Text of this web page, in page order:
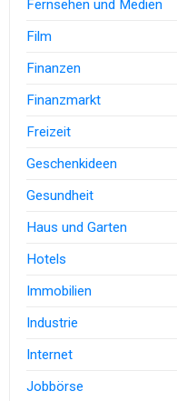
Fernsehen und Medien
Film
Finanzen
Finanzmarkt
Freizeit
Geschenkideen
Gesundheit
Haus und Garten
Hotels
Immobilien
Industrie
Internet
Jobbörse